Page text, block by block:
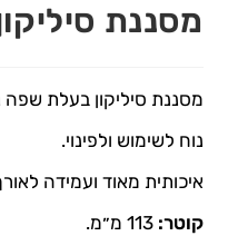
מסננת
מסננת סיליקון בעלת שפה
נוח לשימוש ולפינוי.
איכותית מאוד ועמידה
קוטר: 113 מ״מ.